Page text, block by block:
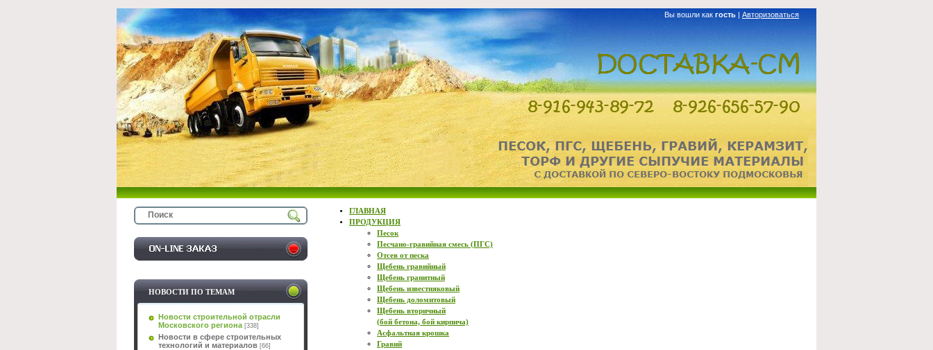
Вы вошли как гость | Авторизоваться
НОВОСТИ ПО ТЕМАМ
Новости строительной отрасли
Московского региона [338]
Новости в сфере строительных
технологий и материалов [66]
ГЛАВНАЯ
ПРОДУКЦИЯ
Песок
Песчано-гравийная смесь (ПГС)
Отсев от песка
Щебень гравийный
Щебень гранитный
Щебень известняковый
Щебень доломитовый
Щебень вторичный
(бой бетона, бой кирпича)
Асфальтная крошка
Гравий